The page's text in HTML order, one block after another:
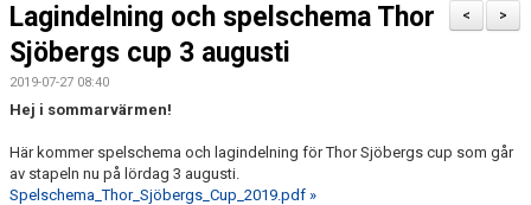
TRUPPEN
GÄSTBOK
DOKUMENT
KONTAKT
>
<
Lagindelning och spelschema Thor
Sjöbergs cup 3 augusti
2019-07-27 08:40
Hej i sommarvärmen!
Här kommer spelschema och lagindelning för Thor Sjöbergs cup som går
av stapeln nu på lördag 3 augusti.
Spelschema_Thor_Sjöbergs_Cup_2019.pdf »